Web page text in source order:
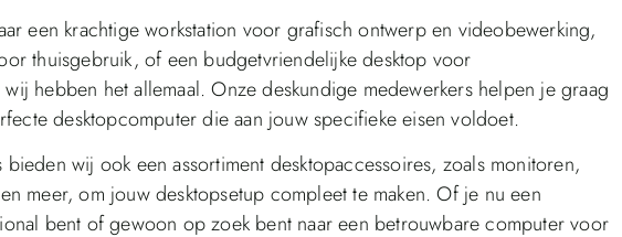
een krachtige workstation voor grafisch ontwerp en videobewerking,
thuisgebruik, of een budgetvriendelijke desktop voor
hebben het allemaal. Onze deskundige medewerkers helpen je graag
desktopcomputer die aan jouw specifieke eisen voldoet.
bieden wij ook een assortiment desktopaccessoires, zoals monitoren,
meer, om jouw desktopsetup compleet te maken. Of je nu een
bent of gewoon op zoek bent naar een betrouwbare computer voor